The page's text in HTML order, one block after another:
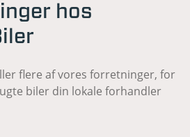
hos
flere af vores forretninger, for
biler din lokale forhandler